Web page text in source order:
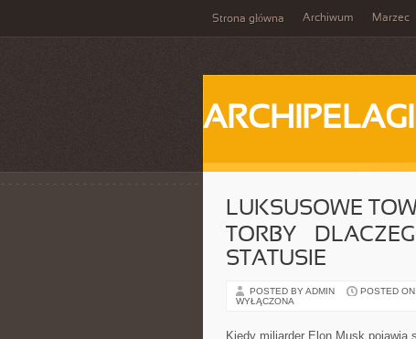
Strona główna Archiwum Marzec
ARCHIPELAGI
LUKSUSOWE
TORBY –
STATUSIE
POSTED BY ADMIN POSTED
WYŁĄCZONA
Kiedy miliarder Elon Musk pojawia